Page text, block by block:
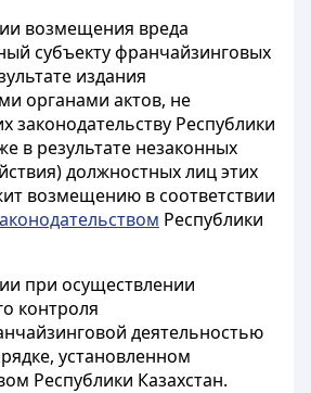
возмещения вреда
субъекту франчайзинговых
издания
органами актов, не
законодательству Республики
в результате незаконных
должностных лиц этих
возмещению в соответствии
Республики
при осуществлении
контроля
деятельностью
установленном
Республики Казахстан.